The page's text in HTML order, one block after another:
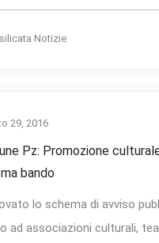
Notizie
29, 2016
Pz: Promozione
bando
lo schema di avviso
ad associazioni culturali,